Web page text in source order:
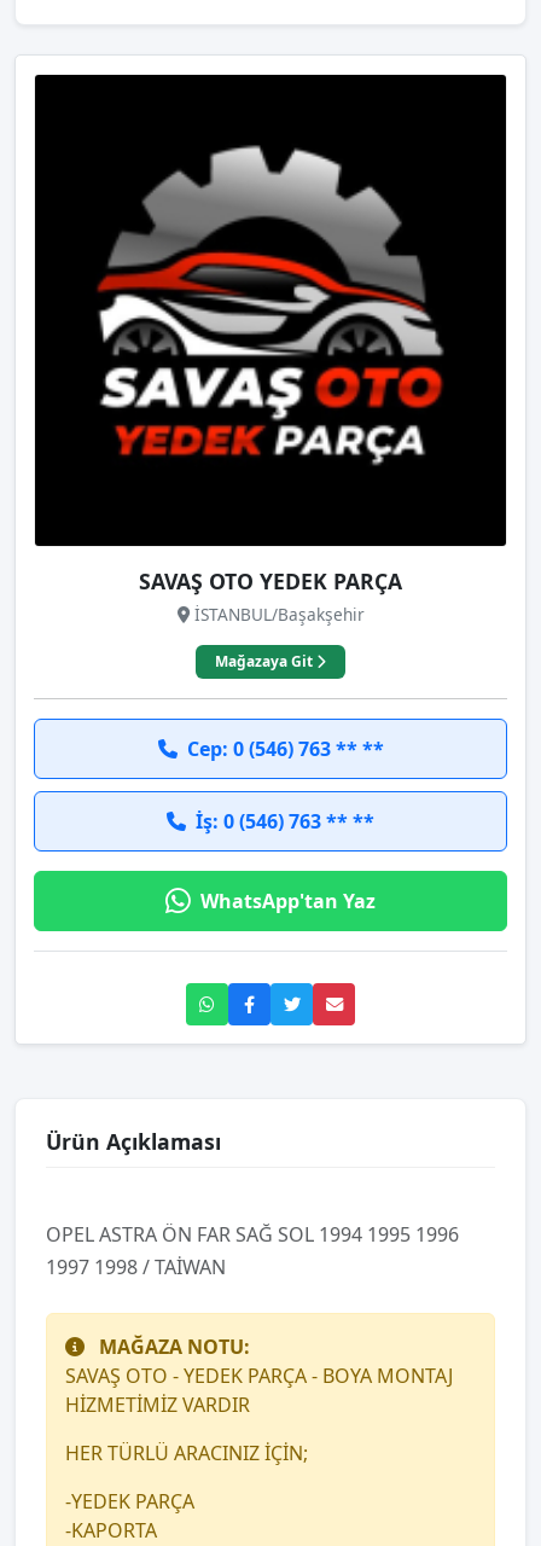
SAVAŞ OTO YEDEK PARÇA
İSTANBUL/Başakşehir
Mağazaya Git
Cep: 0 (546) 763 ** **
İş: 0 (546) 763 ** **
WhatsApp'tan Yaz
Ürün Açıklaması
OPEL ASTRA ÖN FAR SAĞ SOL 1994 1995 1996
1997 1998 / TAİWAN
MAĞAZA NOTU:
SAVAŞ OTO - YEDEK PARÇA - BOYA MONTAJ
HİZMETİMİZ VARDIR
HER TÜRLÜ ARACINIZ İÇİN;
-YEDEK PARÇA
-KAPORTA